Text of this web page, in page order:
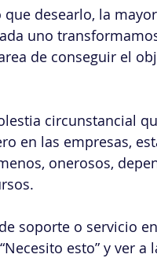
desearlo, la
uno
de conseguir el
circunstancial
en las empresas,
onerosos,
soporte o servicio
esto” y ver a